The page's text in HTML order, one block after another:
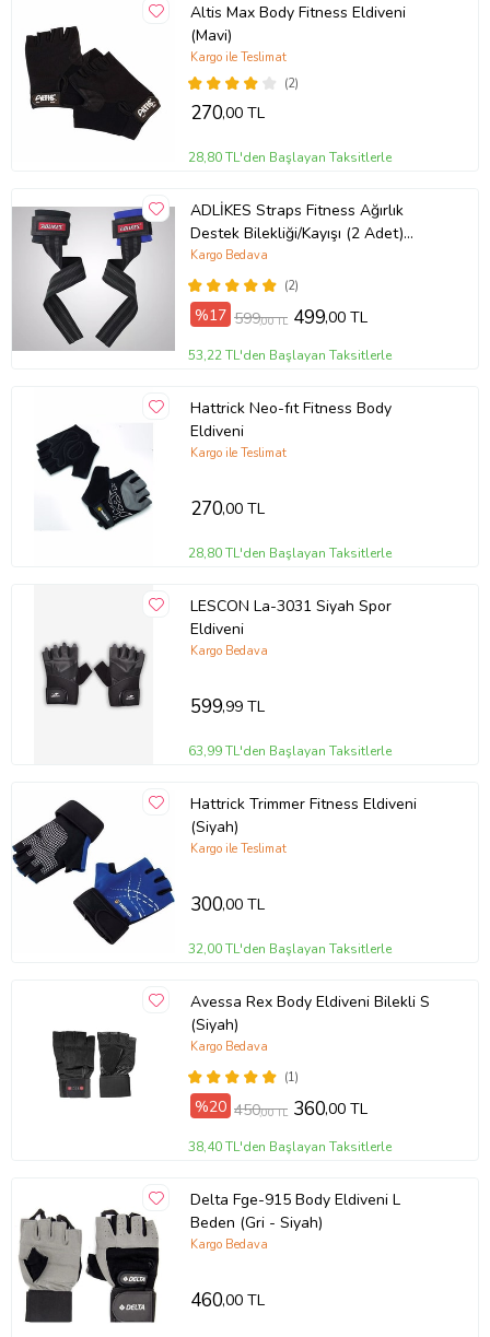
Altis Max Body Fitness Eldiveni
(Mavi)
(2)
Kargo ile Teslimat
270,00 TL
28,80 TL'den Başlayan Taksitlerle
ADLİKES Straps Fitness Ağırlık
Destek Bilekliği/Kayışı (2 Adet)
(Mavi)
(2)
Kargo Bedava
%17 599,00 TL 499,00 TL
53,22 TL'den Başlayan Taksitlerle
Hattrick Neo-fıt Fitness Body
Eldiveni
Kargo ile Teslimat
270,00 TL
28,80 TL'den Başlayan Taksitlerle
LESCON La-3031 Siyah Spor
Eldiveni
Kargo Bedava
599,99 TL
63,99 TL'den Başlayan Taksitlerle
Hattrick Trimmer Fitness Eldiveni
(Siyah)
Kargo ile Teslimat
300,00 TL
32,00 TL'den Başlayan Taksitlerle
Avessa Rex Body Eldiveni Bilekli S
(Siyah)
(1)
Kargo Bedava
%20 450,00 TL 360,00 TL
38,40 TL'den Başlayan Taksitlerle
Delta Fge-915 Body Eldiveni L
Beden (Gri - Siyah)
Kargo Bedava
460,00 TL